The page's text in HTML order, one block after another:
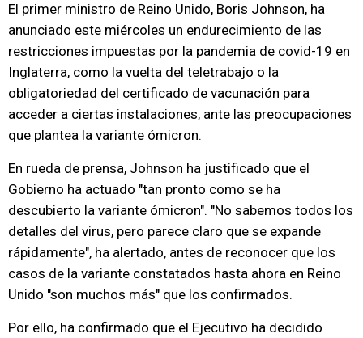
El primer ministro de Reino Unido, Boris Johnson, ha
anunciado este miércoles un endurecimiento de las
restricciones impuestas por la pandemia de covid-19 en
Inglaterra, como la vuelta del teletrabajo o la
obligatoriedad del certificado de vacunación para
acceder a ciertas instalaciones, ante las preocupaciones
que plantea la variante ómicron.
En rueda de prensa, Johnson ha justificado que el
Gobierno ha actuado "tan pronto como se ha
descubierto la variante ómicron". "No sabemos todos los
detalles del virus, pero parece claro que se expande
rápidamente", ha alertado, antes de reconocer que los
casos de la variante constatados hasta ahora en Reino
Unido "son muchos más" que los confirmados.
Por ello, ha confirmado que el Ejecutivo ha decidido